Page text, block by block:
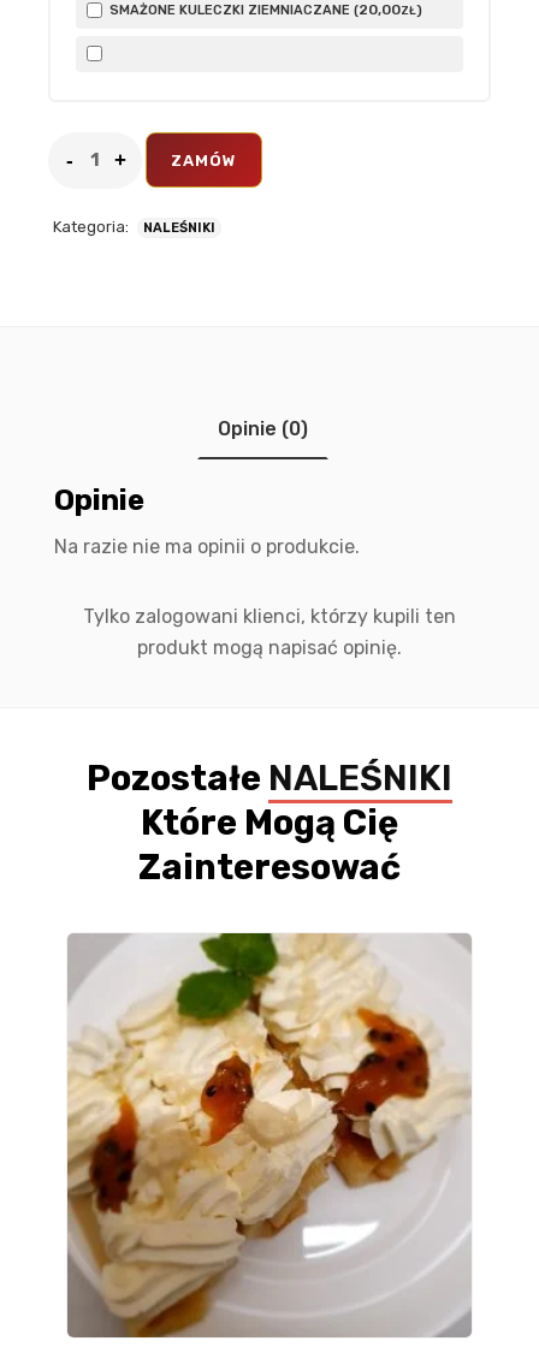
SMAŻONE KULECZKI ZIEMNIACZANE (20,00ZŁ)
ZAMÓW
Kategoria: NALEŚNIKI
Opinie (0)
Opinie
Na razie nie ma opinii o produkcie.
Tylko zalogowani klienci, którzy kupili ten
produkt mogą napisać opinię.
Pozostałe NALEŚNIKI
Które Mogą Cię
Zainteresować